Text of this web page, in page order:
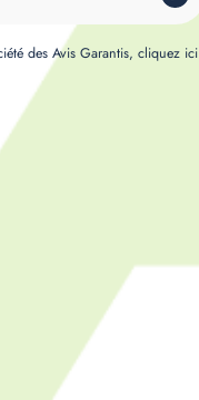
des Avis Garantis,cliquez ici